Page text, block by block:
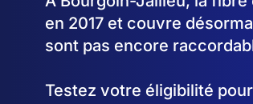
en 2017 et couvre
sont pas encore
Testez votre éligibilité